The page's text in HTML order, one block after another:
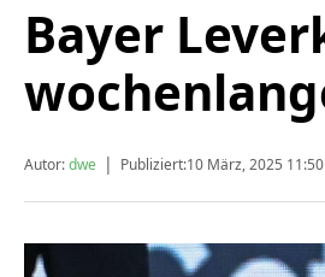
Bayer
Autor:dwe | Publiziert:10 März, 2025 11:50